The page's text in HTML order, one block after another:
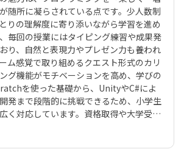
随所に凝らされている点です。少人数制
りの理解度に寄り添いながら学習を進め
毎回の授業にはタイピング練習や成果発
り、自然と表現力やプレゼン力も養われ
ム感覚で取り組めるクエスト形式のカリ
グ機能がモチベーションを高め、学びの
を使った基礎から、UnityやC#によ
発まで段階的に挑戦できるため、小学生
く対応しています。資格取得や大学受験
践的な内容で、未来につながる確かなス
るのが大きな魅力です。